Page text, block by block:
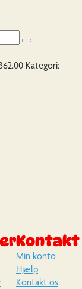
Kategori:
Kontakt
Min konto
Hjælp
Kontakt os